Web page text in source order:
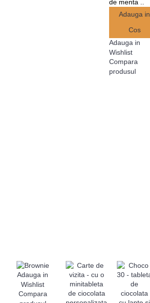
de menta ..
Adauga in
Cos
Adauga in
Wishlist
Compara
produsul
Adauga in
Wishlist
Compara